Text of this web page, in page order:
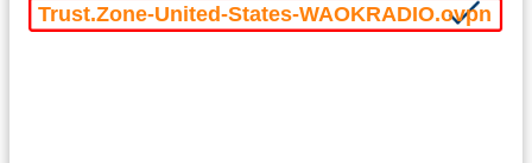
Trust.Zone-United-States-WAOKRADIO.ovpn